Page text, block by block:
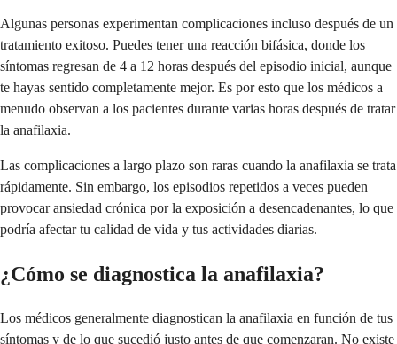
Algunas personas experimentan complicaciones incluso después de un
tratamiento exitoso. Puedes tener una reacción bifásica, donde los
síntomas regresan de 4 a 12 horas después del episodio inicial, aunque
te hayas sentido completamente mejor. Es por esto que los médicos a
menudo observan a los pacientes durante varias horas después de tratar
la anafilaxia.
Las complicaciones a largo plazo son raras cuando la anafilaxia se trata
rápidamente. Sin embargo, los episodios repetidos a veces pueden
provocar ansiedad crónica por la exposición a desencadenantes, lo que
podría afectar tu calidad de vida y tus actividades diarias.
¿Cómo se diagnostica la anafilaxia?
Los médicos generalmente diagnostican la anafilaxia en función de tus
síntomas y de lo que sucedió justo antes de que comenzaran. No existe